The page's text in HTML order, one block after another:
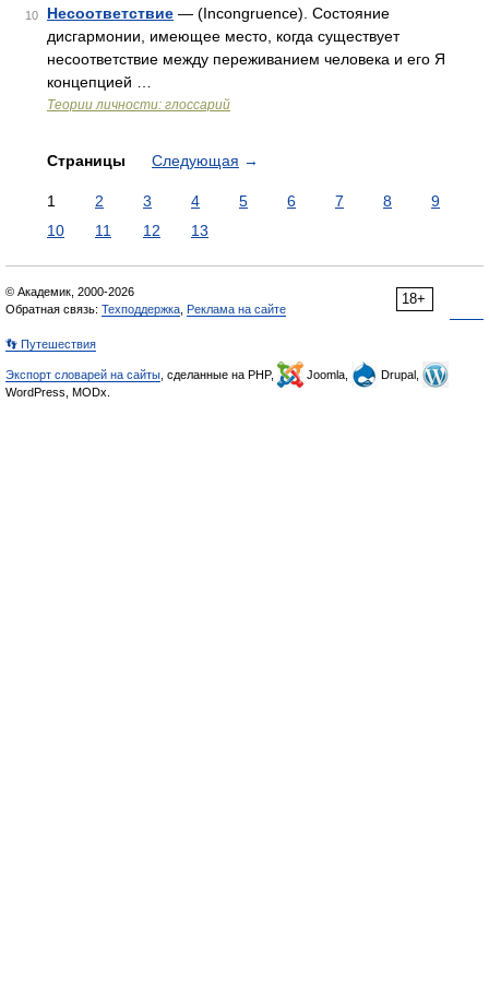
10 Несоответствие — (Incongruence). Состояние
дисгармонии, имеющее место, когда существует
несоответствие между переживанием человека и его Я
концепцией …
Теории личности: глоссарий
Страницы Следующая →
1 2 3 4 5 6 7 8
9
10
11 12 13
18+
© Академик, 2000-2026
Обратная связь: Техподдержка Реклама на сайте
👣 Путешествия
Экспорт словарей на сайты , сделанные на PHP, Joomla,
Drupal,
WordPress, MODx.